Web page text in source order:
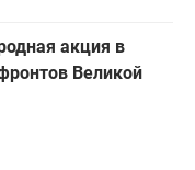
акция в
Великой